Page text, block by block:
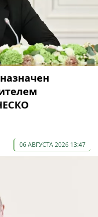
06 АВГУСТА 2026 13:47